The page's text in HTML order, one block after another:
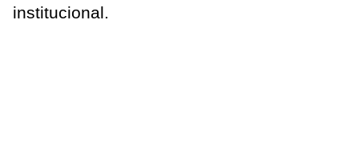
institucional.